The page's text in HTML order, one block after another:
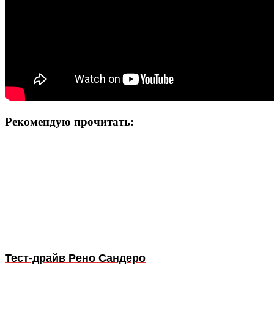
Рекомендую прочитать:
Тест-драйв Рено Сандеро